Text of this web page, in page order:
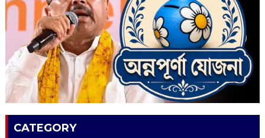
CATEGORY